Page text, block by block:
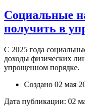
Социальные
получить в
С 2025 года
доходы физических
упрощенном порядке.
Создано 02 мая
Дата публикации: 02